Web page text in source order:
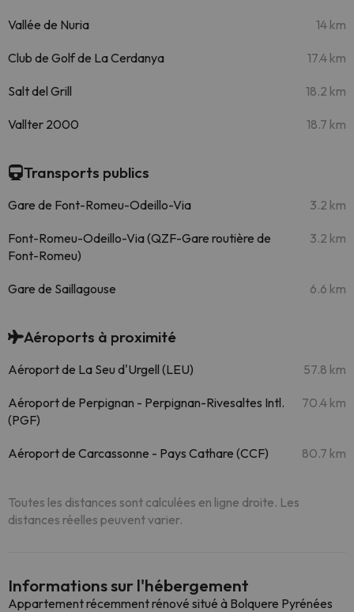
Vallée de Nuria 14 km
Club de Golf de La Cerdanya 17.4 km
Salt del Grill 18.2 km
Vallter 2000 18.7 km
Transports publics
Gare de Font-Romeu-Odeillo-Via 3.2 km
Font-Romeu-Odeillo-Via (QZF-Gare routière de
Font-Romeu)
3.2 km
Gare de Saillagouse 6.6 km
Aéroports à proximité
Aéroport de La Seu d'Urgell (LEU) 57.8 km
Aéroport de Perpignan - Perpignan-Rivesaltes Intl.
(PGF)
70.4 km
Aéroport de Carcassonne - Pays Cathare (CCF) 80.7 km
Toutes les distances sont calculées en ligne droite. Les
distances réelles peuvent varier.
Informations sur l'hébergement
Appartement récemment rénové situé à Bolquere Pyrénées